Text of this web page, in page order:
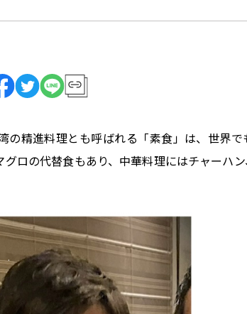
の精進料理とも呼ばれる「素食」は、世界
ロの代替食もあり、中華料理にはチャーハ